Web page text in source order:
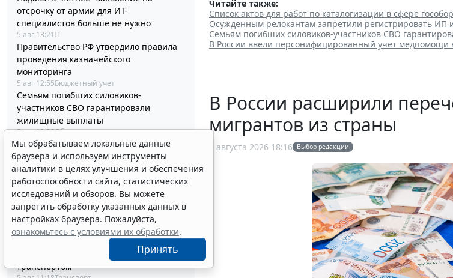
отсрочку от армии для ИТ-
специалистов больше не нужно
5 авг 13:21IT
Правительство РФ утвердило правила
проведения казначейского
мониторинга
5 авг 12:55Бюджетный учет
Семьям погибших силовиков-
участников СВО гарантировали
жилищные выплаты
5 авг 12:38Общество
ФНС России пояснила правила
отражения сведений о
прослеживаемых товарах
5 авг 12:10Налоги и бухучет
Обращение цифровых валют и
цифровых прав урегулировали
отдельным законом
5 авг 11:44IT
Установлены полномочия регионов по
обслуживанию внутренним водным
транспортом
Читайте также:
Список актов для работ по каталогизации в сфере
Осужденным релокантам запретили регистрировать ИП
Семьям погибших силовиков-участников СВО
В России ввели персонифицированный учет медпомощи
В России расширили
мигрантов из страны
5 августа 2026 18:16 Выбор редакции
Мы обрабатываем локальные данные
браузера и используем инструменты
аналитики в целях улучшения и обеспечения
работоспособности сайта, статистических
исследований и обзоров. Вы можете
запретить обработку указанных данных в
настройках браузера. Пожалуйста,
ознакомьтесь с условиями их обработки.
Принять